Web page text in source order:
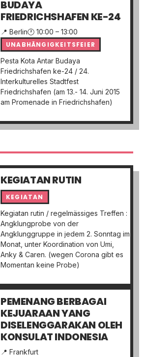
BUDAYA
FRIEDRICHSHAFEN KE-24
📍 Berlin🕐 10:00 – 13:00
UNABHÄNGIGKEITSFEIER
Pesta Kota Antar Budaya
Friedrichshafen ke-24 / 24.
Interkulturelles Stadtfest
Friedrichshafen (am 13.- 14. Juni 2015
am Promenade in Friedrichshafen)
KEGIATAN RUTIN
KEGIATAN
Kegiatan rutin / regelmässiges Treffen :
Angklungprobe von der
Angklunggruppe in jedem 2. Sonntag im
Monat, unter Koordination von Umi,
Anky & Caren. (wegen Corona gibt es
Momentan keine Probe)
PEMENANG BERBAGAI
KEJUARAAN YANG
DISELENGGARAKAN OLEH
KONSULAT INDONESIA
📍 Frankfurt